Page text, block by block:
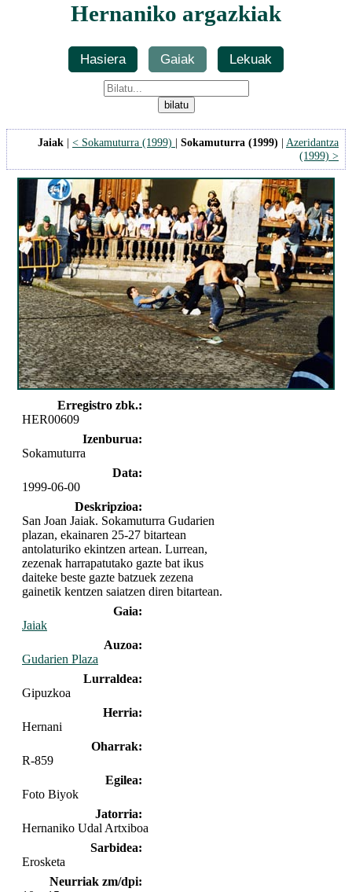
Hernaniko argazkiak
Hasiera Gaiak Lekuak
Jaiak | < Sokamuturra (1999) | Sokamuturra (1999) | Azeridantza
(1999) >
Erregistro zbk.:
HER00609
Izenburua:
Sokamuturra
Data:
1999-06-00
Deskripzioa:
San Joan Jaiak. Sokamuturra Gudarien
plazan, ekainaren 25-27 bitartean
antolaturiko ekintzen artean. Lurrean,
zezenak harrapatutako gazte bat ikus
daiteke beste gazte batzuek zezena
gainetik kentzen saiatzen diren bitartean.
Gaia:
Jaiak
Auzoa:
Gudarien Plaza
Lurraldea:
Gipuzkoa
Herria:
Hernani
Oharrak:
R-859
Egilea:
Foto Biyok
Jatorria:
Hernaniko Udal Artxiboa
Sarbidea:
Erosketa
Neurriak zm/dpi: